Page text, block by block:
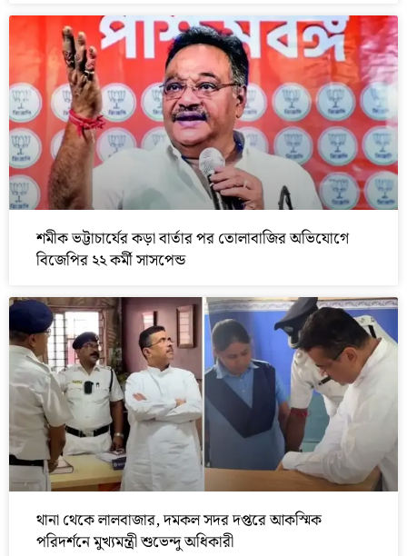
শমীক ভট্টাচার্যের কড়া বার্তার পর তোলাবাজির অভিযোগে
বিজেপির ২২ কর্মী সাসপেন্ড
থানা থেকে লালবাজার, দমকল সদর দপ্তরে আকস্মিক
পরিদর্শনে মুখ্যমন্ত্রী শুভেন্দু অধিকারী